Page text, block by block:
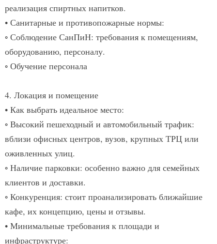
реализация спиртных напитков.
• Санитарные и противопожарные нормы:
◦ Соблюдение СанПиН: требования к помещениям,
оборудованию, персоналу.​
◦ Обучение персонала
4. Локация и помещение
• Как выбрать идеальное место:
◦ Высокий пешеходный и автомобильный трафик:
вблизи офисных центров, вузов, крупных ТРЦ или
оживленных улиц.
◦ Наличие парковки: особенно важно для семейных
клиентов и доставки.
◦ Конкуренция: стоит проанализировать ближайшие
кафе, их концепцию, цены и отзывы.
• Минимальные требования к площади и
инфраструктуре: